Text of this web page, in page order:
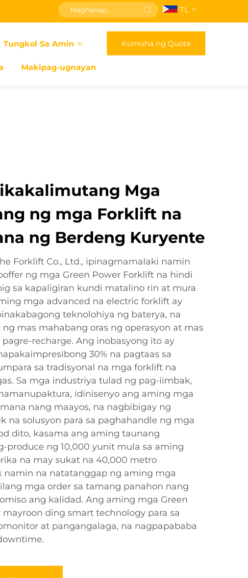
TL
Tungkol Sa Amin
Makipag-ugnayan
Kumuha ng Quote
Mga
ng mga Forklift na
ng Berdeng Kuryente
Forklift Co., Ltd., ipinagmamalaki namin
ng mga Green Power Forklift na hindi
sa kapaligiran kundi matalino rin at mura
mga advanced na electric forklift ay
teknolohiya ng baterya, na
mas mahabang oras ng operasyon at mas
recharge. Ang inobasyong ito ay
30% na pagtaas sa
sa tradisyonal na mga forklift na
Sa mga industriya tulad ng pag-iimbak,
idinisenyo ang aming mga
nang maayos, na nagbibigay ng
na solusyon para sa paghahandle ng mga
dito, kasama ang aming taunang
produce ng 10,000 yunit mula sa aming
na may sukat na 40,000 metro
namin na natatanggap ng aming mga
mga order sa tamang panahon nang
ang kalidad. Ang aming mga Green
mayroon ding smart technology para sa
at pangangalaga, na nagpapababa